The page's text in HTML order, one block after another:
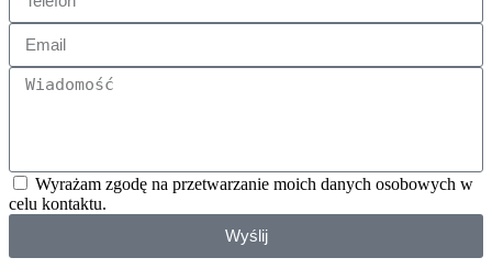
Wyrażam zgodę na przetwarzanie moich danych osobowych w
celu kontaktu.
Wyślij